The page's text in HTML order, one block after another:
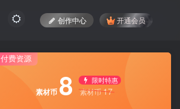
创作中心 开通会员
付费资源
素材币 8 限时特惠
素材币17